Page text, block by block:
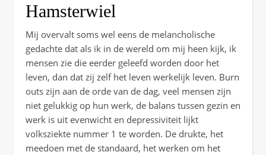
Hamsterwiel
Mij overvalt soms wel eens de melancholische
gedachte dat als ik in de wereld om mij heen kijk, ik
mensen zie die eerder geleefd worden door het
leven, dan dat zij zelf het leven werkelijk leven. Burn
outs zijn aan de orde van de dag, veel mensen zijn
niet gelukkig op hun werk, de balans tussen gezin en
werk is uit evenwicht en depressiviteit lijkt
volksziekte nummer 1 te worden. De drukte, het
meedoen met de standaard, het werken om het